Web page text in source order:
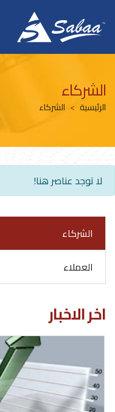
الشركاء
الرئيسية الشركاء
الشركاء
العملاء
اخر الاخبار
لا توجد عناصر هنا!